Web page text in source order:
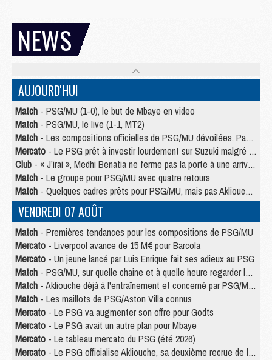
NEWS
AUJOURD'HUI
Match - PSG/MU (1-0), le but de Mbaye en video
Match - PSG/MU, le live (1-1, MT2)
Match - Les compositions officielles de PSG/MU dévoilées, Pacho titulaire
Mercato - Le PSG prêt à investir lourdement sur Suzuki malgré Safonov et Chevalier
Club - « J’irai », Medhi Benatia ne ferme pas la porte à une arrivée au PSG
Match - Le groupe pour PSG/MU avec quatre retours
Match - Quelques cadres prêts pour PSG/MU, mais pas Akliouche ?
VENDREDI 07 AOÛT
Match - Premières tendances pour les compositions de PSG/MU
Mercato - Liverpool avance de 15 M€ pour Barcola
Mercato - Un jeune lancé par Luis Enrique fait ses adieux au PSG
Match - PSG/MU, sur quelle chaine et à quelle heure regarder le match ?
Match - Akliouche déjà à l'entraînement et concerné par PSG/MU ?
Match - Les maillots de PSG/Aston Villa connus
Mercato - Le PSG va augmenter son offre pour Godts
Mercato - Le PSG avait un autre plan pour Mbaye
Mercato - Le tableau mercato du PSG (été 2026)
Mercato - Le PSG officialise Akliouche, sa deuxième recrue de l’été